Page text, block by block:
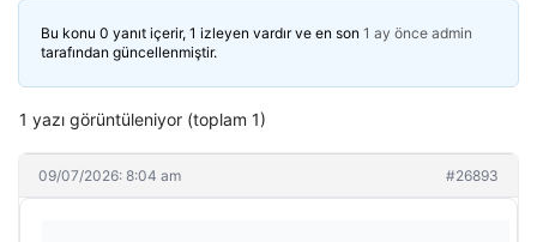
Bu konu 0 yanıt içerir, 1 izleyen vardır ve en son 1 ay önce admin
tarafından güncellenmiştir.
1 yazı görüntüleniyor (toplam 1)
09/07/2026: 8:04 am #26893